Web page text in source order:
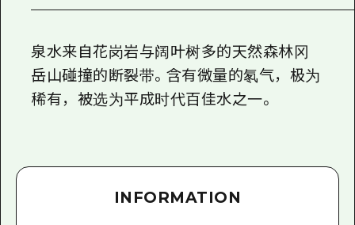
灾难发生期间的交通信息
广岛观光宣传册
泉水来自花岗岩与阔叶树多的天然森林冈
岳山碰撞的断裂带。含有微量的氡气，极为
稀有，被选为平成时代百佳水之一。
INFORMATION